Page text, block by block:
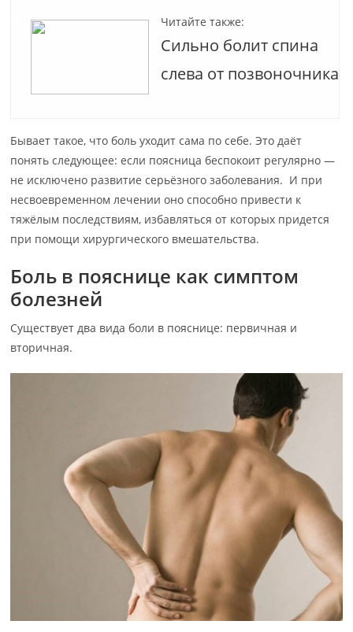
Читайте также:
Сильно болит спина
слева от позвоночника
Бывает такое, что боль уходит сама по себе. Это даёт
понять следующее: если поясница беспокоит регулярно —
не исключено развитие серьёзного заболевания. И при
несвоевременном лечении оно способно привести к
тяжёлым последствиям, избавляться от которых придется
при помощи хирургического вмешательства.
Боль в пояснице как симптом
болезней
Существует два вида боли в пояснице: первичная и
вторичная.